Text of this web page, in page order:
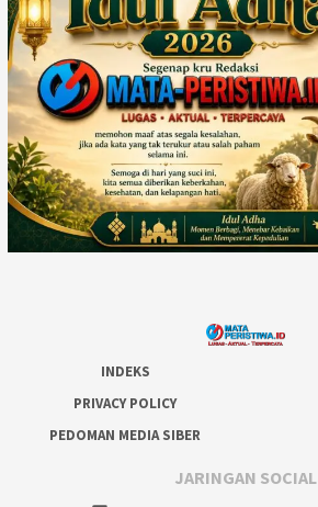
INDEKS
PRIVACY POLICY
PEDOMAN MEDIA SIBER
JARINGAN SOCIAL